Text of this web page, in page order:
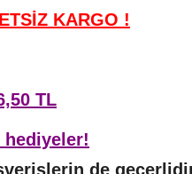
KARGO !
TL
hediyeler!
de